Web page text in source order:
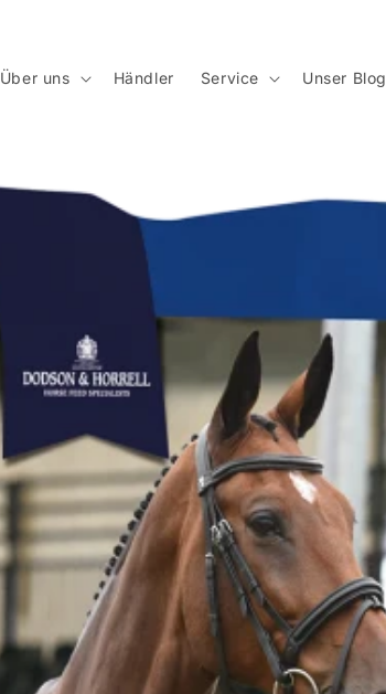
Über uns Händler Service Unser Blog